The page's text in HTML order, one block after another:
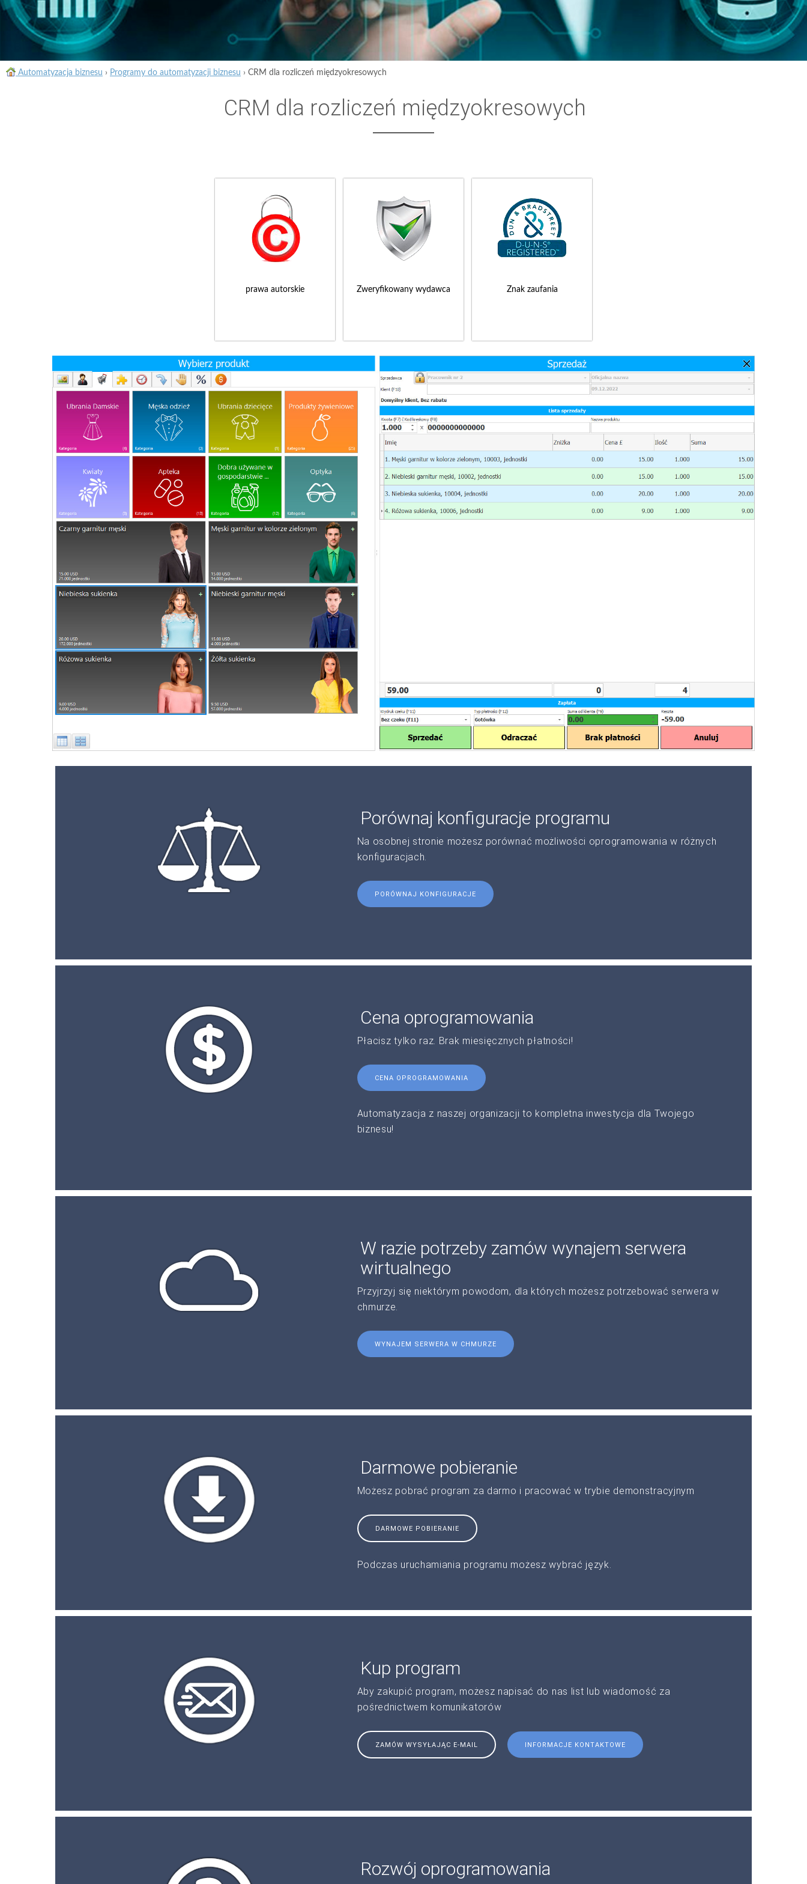
Automatyzacja biznesu › Programy do automatyzacji biznesu › CRM dla rozliczeń międzyokresowych
CRM dla rozliczeń międzyokresowych
prawa autorskie Zweryfikowany wydawca Znak zaufania
Porównaj konfiguracje programu
Na osobnej stronie możesz porównać możliwości oprogramowania w różnych
konfiguracjach.
PORÓWNAJ KONFIGURACJE
Cena oprogramowania
Płacisz tylko raz. Brak miesięcznych płatności!
CENA OPROGRAMOWANIA
Automatyzacja z naszej organizacji to kompletna inwestycja dla Twojego
biznesu!
W razie potrzeby zamów wynajem serwera
wirtualnego
Przyjrzyj się niektórym powodom, dla których możesz potrzebować serwera w
chmurze.
WYNAJEM SERWERA W CHMURZE
Darmowe pobieranie
Możesz pobrać program za darmo i pracować w trybie demonstracyjnym
DARMOWE POBIERANIE
Podczas uruchamiania programu możesz wybrać język.
Kup program
Aby zakupić program, możesz napisać do nas list lub wiadomość za
pośrednictwem komunikatorów
ZAMÓW WYSYŁAJĄC E-MAIL INFORMACJE KONTAKTOWE
Rozwój oprogramowania